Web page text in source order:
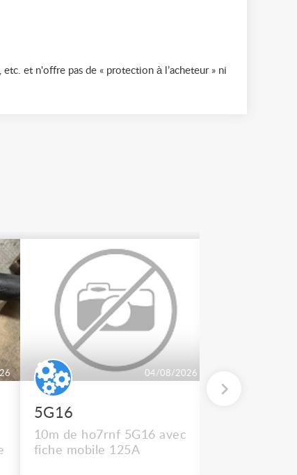
et n'offre pas de « protection à l’acheteur » ni
04/08/2026
5G16
10m de ho7rnf 5G16 avec
fiche mobile 125A